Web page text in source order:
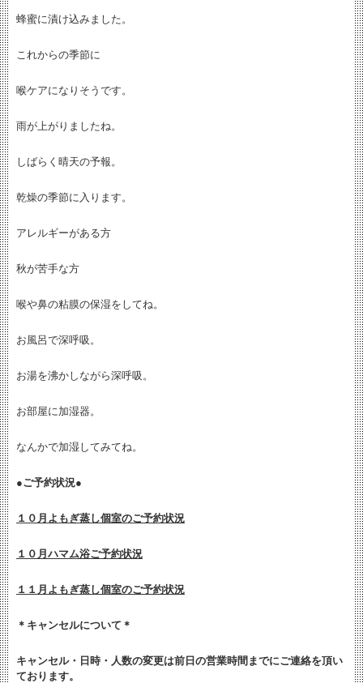
蜂蜜に漬け込みました。
これからの季節に
喉ケアになりそうです。
雨が上がりましたね。
しばらく晴天の予報。
乾燥の季節に入ります。
アレルギーがある方
秋が苦手な方
喉や鼻の粘膜の保湿をしてね。
お風呂で深呼吸。
お湯を沸かしながら深呼吸。
お部屋に加湿器。
なんかで加湿してみてね。
●ご予約状況●
１０月よもぎ蒸し個室のご予約状況
１０月ハマム浴ご予約状況
１１月よもぎ蒸し個室のご予約状況
＊キャンセルについて＊
キャンセル・日時・人数の変更は前日の営業時間までにご連絡を頂い
ております。